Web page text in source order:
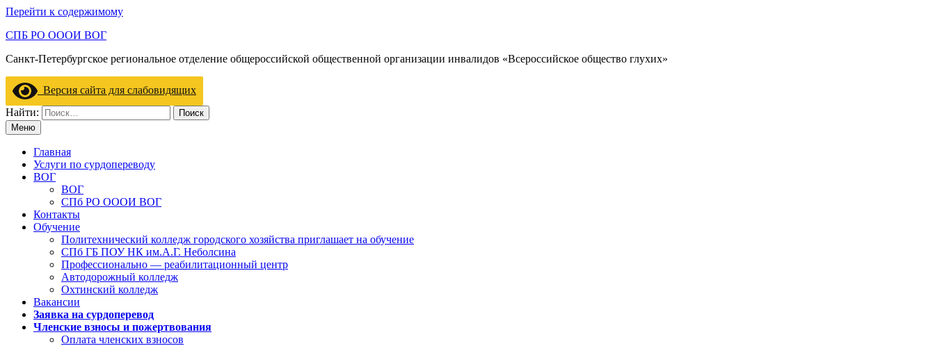
Перейти к содержимому
СПБ РО ОООИ ВОГ
Санкт-Петербургское региональное отделение общероссийской общественной организации инвалидов «Всероссийское общество глухих»
Версия сайта для слабовидящих
Найти:
Меню
Главная
Услуги по сурдопереводу
ВОГ
ВОГ
СПб РО ОООИ ВОГ
Контакты
Обучение
Политехнический колледж городского хозяйства приглашает на обучение
СПб ГБ ПОУ НК им.А.Г. Неболсина
Профессионально — реабилитационный центр
Автодорожный колледж
Охтинский колледж
Вакансии
Заявка на сурдоперевод
Членские взносы и пожертвования
Оплата членских взносов